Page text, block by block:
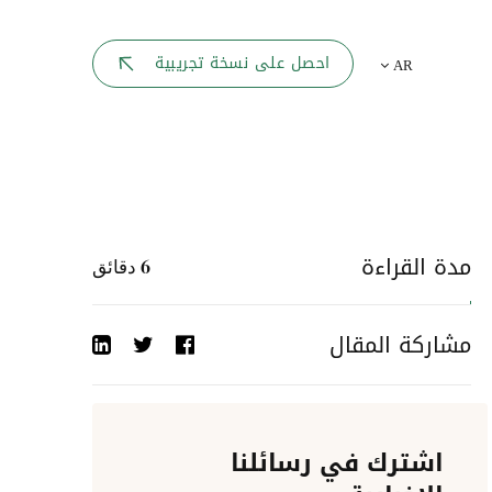
AR احصل على نسخة تجريبية
مدة القراءة 6 دقائق
مشاركة المقال
اشترك في رسائلنا
إلى